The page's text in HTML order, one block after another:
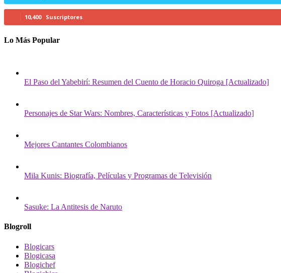
10,400 Suscriptores
Lo Más Popular
El Paso del Yabebirí: Resumen del Cuento de Horacio Quiroga [Actualizado]
Personajes de Star Wars: Nombres, Características y Fotos [Actualizado]
Mejores Cantantes Colombianos
Mila Kunis: Biografía, Películas y Programas de Televisión
Sasuke: La Antitesis de Naruto
Blogroll
Blogicars
Blogicasa
Blogichef